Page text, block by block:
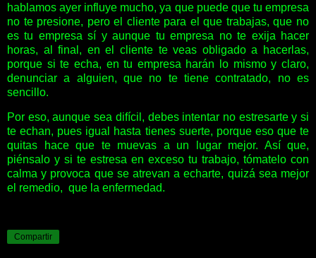
hablamos ayer influye mucho, ya que puede que tu empresa
no te presione, pero el cliente para el que trabajas, que no
es tu empresa sí y aunque tu empresa no te exija hacer
horas, al final, en el cliente te veas obligado a hacerlas,
porque si te echa, en tu empresa harán lo mismo y claro,
denunciar a alguien, que no te tiene contratado, no es
sencillo.
Por eso, aunque sea difícil, debes intentar no estresarte y si
te echan, pues igual hasta tienes suerte, porque eso que te
quitas hace que te muevas a un lugar mejor. Así que,
piénsalo y si te estresa en exceso tu trabajo, tómatelo con
calma y provoca que se atrevan a echarte, quizá sea mejor
el remedio, que la enfermedad.
Compartir